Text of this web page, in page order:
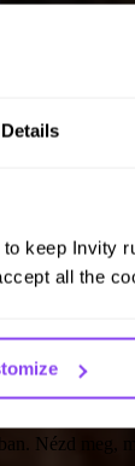
Details
keep Invity
all the
Nézd meg,